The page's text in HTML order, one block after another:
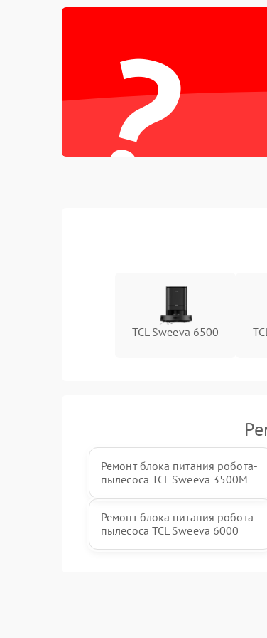
Проблемы с механикой
Режим работы
Программные сбои
?
TCL Sweeva 6500
Ремонт блока питания робота-
пылесоса TCL Sweeva 3500M
Ремонт блока питания робота-
пылесоса TCL Sweeva 6000